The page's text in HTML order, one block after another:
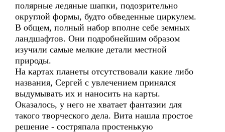
полярные ледяные шапки, подозрительно
округлой формы, будто обведенные циркулем.
В общем, полный набор вполне себе земных
ландшафтов. Они подробнейшим образом
изучили самые мелкие детали местной
природы.
На картах планеты отсутствовали какие либо
названия, Сергей с увлечением принялся
выдумывать их и наносить на карты.
Оказалось, у него не хватает фантазии для
такого творческого дела. Вита нашла простое
решение - состряпала простенькую